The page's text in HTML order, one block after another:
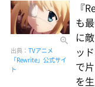
出典： TVアニメ
「Rewrite」公式サイ
ト
『
も
に
ッ
で
を